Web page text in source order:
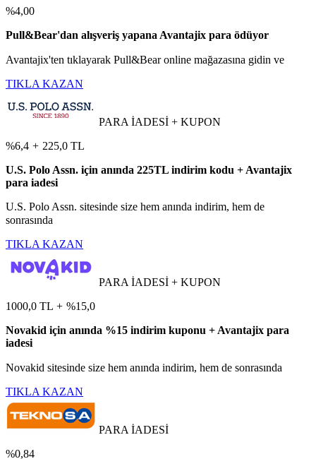
%4,00
Pull&Bear'dan alışveriş yapana Avantajix para ödüyor
Avantajix'ten tıklayarak Pull&Bear online mağazasına gidin ve
TIKLA KAZAN
PARA İADESİ + KUPON
%6,4 + 225,0 TL
U.S. Polo Assn. için anında 225TL indirim kodu + Avantajix
para iadesi
U.S. Polo Assn. sitesinde size hem anında indirim, hem de
sonrasında
TIKLA KAZAN
PARA İADESİ + KUPON
1000,0 TL + %15,0
Novakid için anında %15 indirim kuponu + Avantajix para
iadesi
Novakid sitesinde size hem anında indirim, hem de sonrasında
TIKLA KAZAN
PARA İADESİ
%0,84